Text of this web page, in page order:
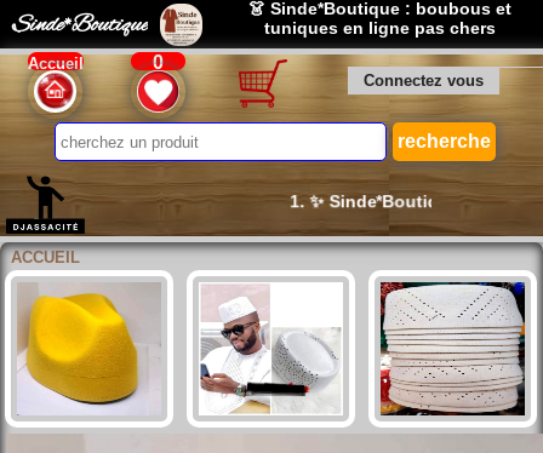
Sinde*Boutique
👗 Sinde*Boutique : boubous et
tuniques en ligne pas chers
Accueil 0
Connectez vous
1. ✨ Sinde*Boutique :
ACCUEIL